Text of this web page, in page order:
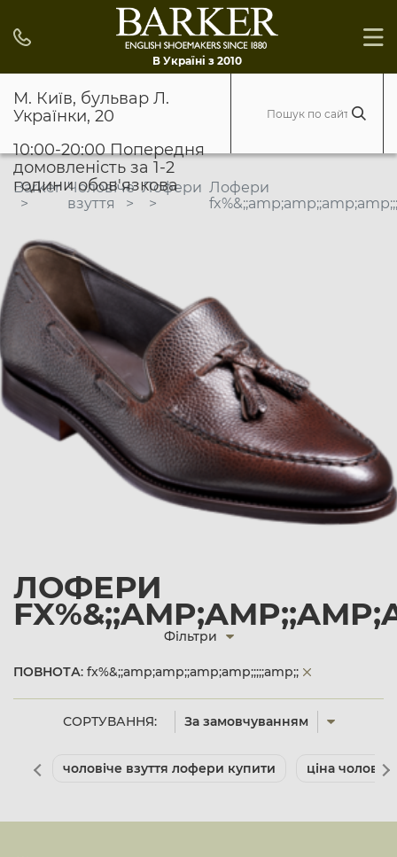
В Україні з 2010
М. Київ, бульвар Л.
Українки, 20
10:00-20:00 Попередня
домовленість за 1-2
години обов'язкова
Barker Чоловіче
взуття
Лофери Лофери
ЛОФЕРИ
СОРТУВАННЯ: За замовчуванням
Фільтри
ПОВНОТА: fx%&;;amp;amp;;amp;amp;;;;;amp;;
чоловіче взуття лофери купити ціна